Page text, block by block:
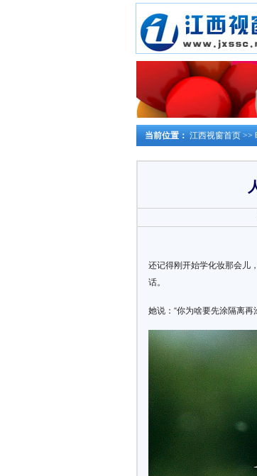
当前位置： 江西视窗首页 >>
还记得刚开始学化妆那会儿
话。
她说：“你为啥要先涂隔离